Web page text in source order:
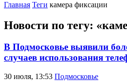
Главная Теги камера фиксации
Новости по тегу:
В Подмосковье выявили
случаев использования
30 июля, 13:53 Подмосковье